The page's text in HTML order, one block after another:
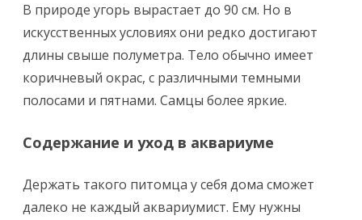
В природе угорь вырастает до 90 см. Но в
искусственных условиях они редко достигают
длины свыше полуметра. Тело обычно имеет
коричневый окрас, с различными темными
полосами и пятнами. Самцы более яркие.
Содержание и уход в аквариуме
Держать такого питомца у себя дома сможет
далеко не каждый аквариумист. Ему нужны